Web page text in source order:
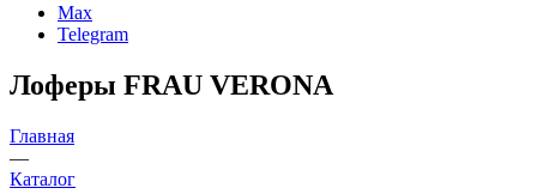
Max
Telegram
Лоферы FRAU VERONA
Главная
—
Каталог